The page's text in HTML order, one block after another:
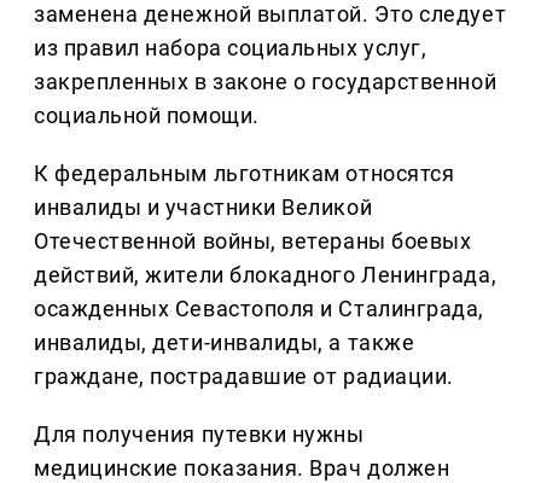
заменена денежной выплатой. Это следует
из правил набора социальных услуг,
закрепленных в законе о государственной
социальной помощи.
К федеральным льготникам относятся
инвалиды и участники Великой
Отечественной войны, ветераны боевых
действий, жители блокадного Ленинграда,
осажденных Севастополя и Сталинграда,
инвалиды, дети-инвалиды, а также
граждане, пострадавшие от радиации.
Для получения путевки нужны
медицинские показания. Врач должен